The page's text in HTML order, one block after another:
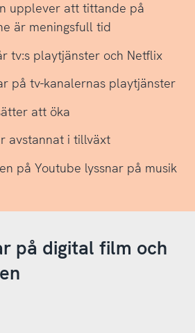
upplever att tittande på
är meningsfull tid
tv:s playtjänster och Netflix
på tv-kanalernas playtjänster
att öka
avstannat i tillväxt
på Youtube lyssnar på musik
på digital film och